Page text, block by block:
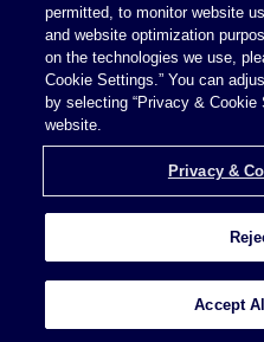
Rechtliche Hinweise/
Privacy &
Anwaltswerbung ©
permitted, to monitor website
and website optimization
on the technologies we use,
Cookie Settings.” You can
by selecting “Privacy &
website.
Privacy &
Accept